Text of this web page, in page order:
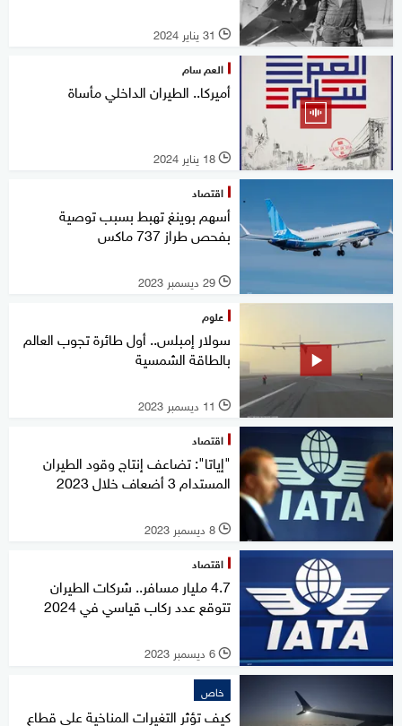
l 31 يناير 2024
العم سام
أميركا.. الطيران الداخلي مأساة
l 18 يناير 2024
اقتصاد
أسهم بوينغ تهبط بسبب توصية
بفحص طراز 737 ماكس
l 29 ديسمبر 2023
علوم
سولار إمبلس.. أول طائرة تجوب العالم
بالطاقة الشمسية
l 11 ديسمبر 2023
اقتصاد
"إياتا": تضاعف إنتاج وقود الطيران
المستدام 3 أضعاف خلال 2023
l 8 ديسمبر 2023
اقتصاد
4.7 مليار مسافر.. شركات الطيران
تتوقع عدد ركاب قياسي في 2024
l 6 ديسمبر 2023
خاص
كيف تؤثر التغيرات المناخية على قطاع